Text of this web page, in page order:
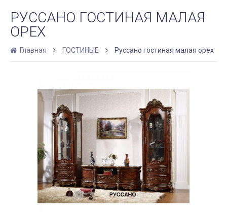
РУССАНО ГОСТИНАЯ МАЛАЯ
ОРЕХ
Главная ГОСТИНЫЕ Руссано гостиная малая орех